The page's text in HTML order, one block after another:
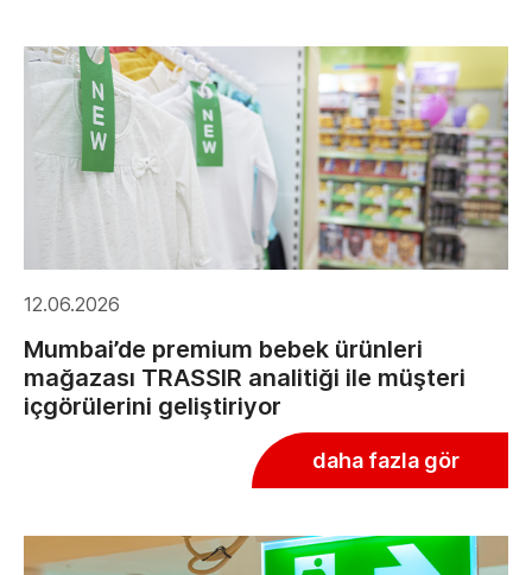
12.06.2026
Mumbai’de premium bebek ürünleri
mağazası TRASSIR analitiği ile müşteri
içgörülerini geliştiriyor
daha fazla gör